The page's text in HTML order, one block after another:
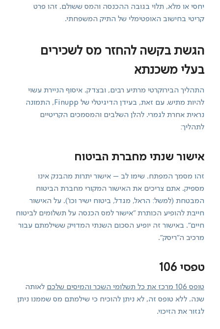
יחסי או מלא, תלוי בגובה ההכנסה והמס ששולם. זהו פרט
קריטי בחישוב האופטימלי של התיק המשפחתי.
הגשת בקשה להחזר מס לשכירים
בעלי משכנתא
התהליך הבירוקרטי מרתיע רבים, ובצדק. איסוף הניירת עשוי
להיות מתיש. עם זאת, בעידן הדיגיטלי של Finupp, התמונה
נראית אחרת לגמרי. להלן השלבים והמסמכים הקריטיים
לתהליך:
אישור שנתי מחברת הביטוח
זהו מסמך המפתח. שימו לב – אישור יתרות מהבנק אינו
מספיק. אתם צריכים את האישור המקורי מחברת הביטוח
המבטחת (למשל: הראל, מגדל, ביטוח ישיר וכו'). על האישור
חייבת להופיע הכותרת "אישור למס הכנסה על תשלומים לביטוח
חיים". באישור זה יופיע הסכום השנתי המדויק ששילמתם עבור
מרכיב ה"ריסק".
טפסי 106
טופס 106 מרכז את כל תשלומי השכר והמיסים שלכם
לאותה
שנה. ללא טופס זה, לא ניתן להוכיח כי שילמתם מס שממנו ניתן
לגזור את הזיכוי.